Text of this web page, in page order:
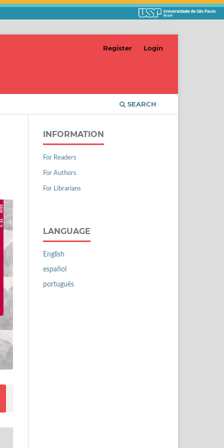
SEARCH
Register Login
INFORMATION
For Readers
For Authors
For Librarians
LANGUAGE
English
español
português